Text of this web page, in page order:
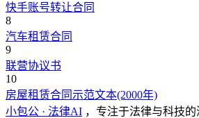
快手账号转让合同
8
汽车租赁合同
9
联营协议书
10
房屋租赁合同示范文本(2000年)
小包公 · 法律AI ，专注于法律与科技